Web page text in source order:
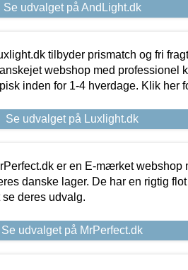
Se udvalget på AndLight.dk
tilbyder prismatch og fri
webshop med professionel
inden for 1-4 hverdage. Klik her
Se udvalget på Luxlight.dk
er en E-mærket webshop
danske lager. De har en rigtig
se deres udvalg.
Se udvalget på MrPerfect.dk